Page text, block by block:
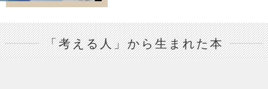
「考える人」から生まれた本